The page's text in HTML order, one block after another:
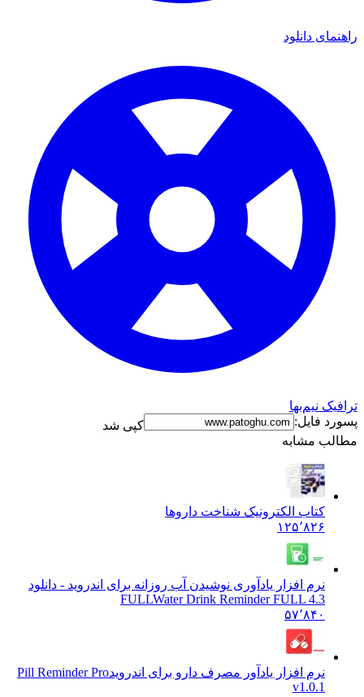
دانلود
نیم‌بها
فایل:
کپی شد
مشابه
کتاب الکترونیک شناخت داروها
۱۲۵٬۸۲۶
نرم افزار یادآوری نوشیدن آب روزانه برای اندروید - دانلود
FULLWater Drink Reminder FULL 4.3
۵۷٬۸۴۰
نرم افزار یادآور مصرف دارو برای اندروید Pill Reminder Pro